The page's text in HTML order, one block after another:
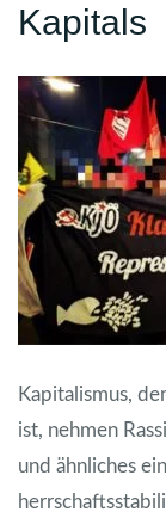
Kapitals
Kapitalismus,
ist, nehmen
und ähnliches